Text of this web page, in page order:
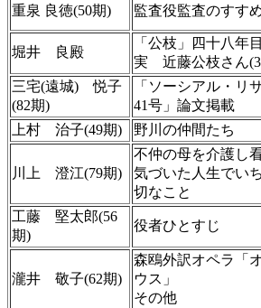
重泉 良徳(50期) 監査役監査のすす
堀井 良殿
「公枝」四十八年
実 近藤公枝さん
三宅(遠城) 悦子
(82期)
「ソーシアル・リ
41号」論文掲載
上村 治子(49期)
野川の仲間たち
川上 澄江(79期)
不仲の母を介護し
気づいた人生でい
切なこと
工藤 堅太郎(56
期)
役者ひとすじ
瀧井 敬子(62期)
森鴎外訳オペラ「
ウス」
その他